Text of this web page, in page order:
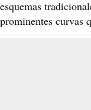
esquemas
prominentes curvas